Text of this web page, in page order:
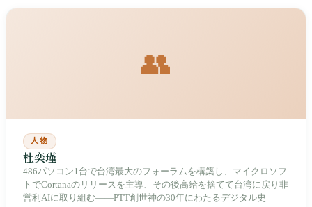
👥
人物
杜奕瑾
486パソコン1台で台湾最大のフォーラムを構築し、マイクロソフ
トでCortanaのリリースを主導、その後高給を捨てて台湾に戻り非
営利AIに取り組む――PTT創世神の30年にわたるデジタル史